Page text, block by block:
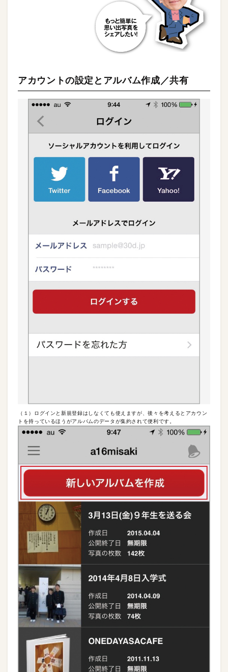
アカウントの設定とアルバム作成／共有
（１）ログインと新規登録はしなくても使えますが、後々を考えるとアカウン
トを持っているほうがアルバムのデータが集約されて便利です。